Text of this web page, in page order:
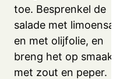
toe. Besprenkel de
salade met limoensap
en met olijfolie, en
breng het op smaak
met zout en peper.